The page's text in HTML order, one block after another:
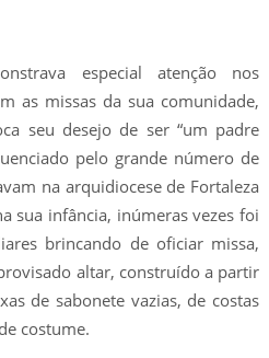
especial atenção nos
as missas da sua comunidade,
seu desejo de ser “um padre
pelo grande número de
na arquidiocese de Fortaleza
sua infância, inúmeras vezes foi
brincando de oficiar missa,
altar, construído a partir
de sabonete vazias, de costas
costume.